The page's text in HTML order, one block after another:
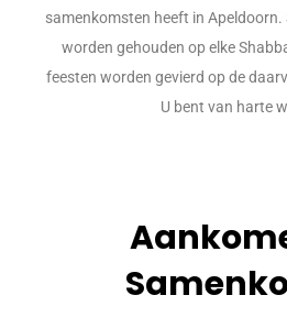
samenkomsten heeft in
worden gehouden op elke
feesten worden gevierd op de
U bent van harte